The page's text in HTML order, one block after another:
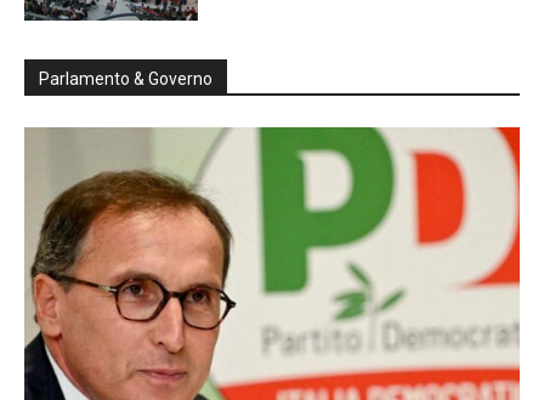
Parlamento & Governo